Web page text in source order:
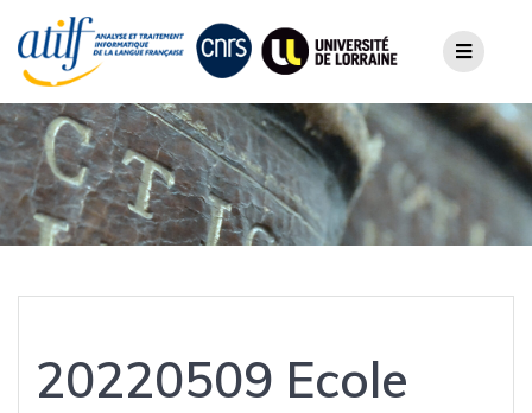
content
20220509 Ecole